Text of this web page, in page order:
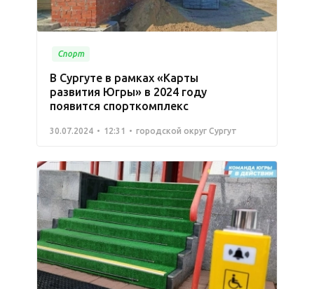
Спорт
В Сургуте в рамках «Карты
развития Югры» в 2024 году
появится спорткомплекс
30.07.2024 12:31 городской округ Сургут